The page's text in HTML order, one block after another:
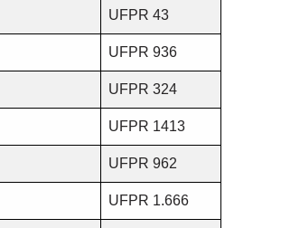
UFPR 43
UFPR 936
UFPR 324
UFPR 1413
UFPR 962
UFPR 1.666